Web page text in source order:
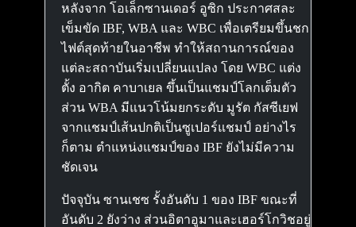
หลังจาก โอเล็กซานเดอร์ อูซิก ประกาศสละ
เข็มขัด IBF, WBA และ WBC เพื่อเตรียมขึ้นชก
ไฟต์สุดท้ายในอาชีพ ทำให้สถานการณ์ของ
แต่ละสถาบันเริ่มเปลี่ยนแปลง โดย WBC แต่ง
ตั้ง อากิต คาบาเยล ขึ้นเป็นแชมป์โลกเต็มตัว
ส่วน WBA มีแนวโน้มยกระดับ มูรัต กัสซีเยฟ
จากแชมป์เส้นปกติเป็นซูเปอร์แชมป์ อย่างไร
ก็ตาม ตำแหน่งแชมป์ของ IBF ยังไม่มีความ
ชัดเจน
ปัจจุบัน ซานเชซ รั้งอันดับ 1 ของ IBF ขณะที่
อันดับ 2 ยังว่าง ส่วนอิตาอูมาและเฮอร์โกวิชอยู่